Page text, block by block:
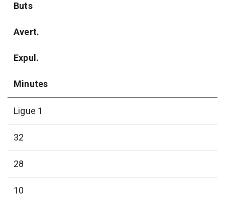
Buts
Avert.
Expul.
Minutes
Ligue 1
32
28
10